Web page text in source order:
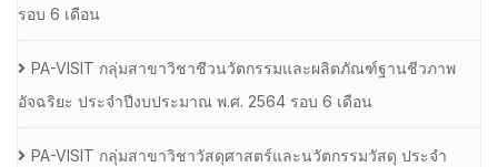
รอบ 6 เดือน
PA-VISIT กลุ่มสาขาวิชาชีวนวัตกรรมและผลิตภัณฑ์ฐานชีวภาพ
อัจฉริยะ ประจำปีงบประมาณ พ.ศ. 2564 รอบ 6 เดือน
PA-VISIT กลุ่มสาขาวิชาวัสดุศาสตร์และนวัตกรรมวัสดุ ประจำ